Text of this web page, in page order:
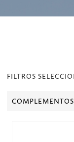
FILTROS